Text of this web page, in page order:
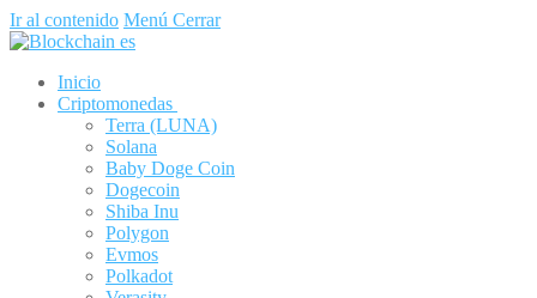
Ir al contenido Menú Cerrar
Inicio
Criptomonedas
Terra (LUNA)
Solana
Baby Doge Coin
Dogecoin
Shiba Inu
Polygon
Evmos
Polkadot